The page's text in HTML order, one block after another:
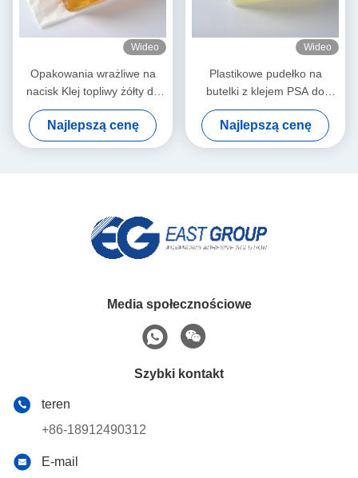
Wideo
Opakowania wrażliwe na
nacisk Klej topliwy żółty do
mokrych plastikowych
okładek
Najlepszą cenę
Wideo
Plastikowe pudełko na
butelki z klejem PSA do
samoprzylepnego papieru
etykietowego
Najlepszą cenę
Media społecznościowe
Szybki kontakt
teren
+86-18912490312
E-mail